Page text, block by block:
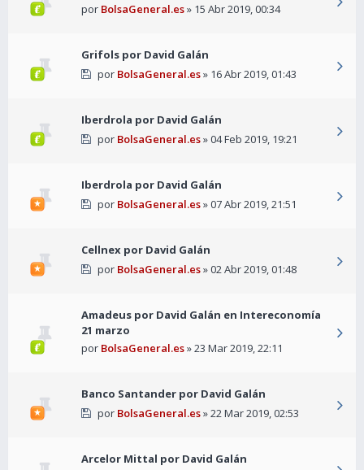
por BolsaGeneral.es» 15 Abr 2019, 00:34
Grifols por David Galán
por BolsaGeneral.es» 16 Abr 2019, 01:43
Iberdrola por David Galán
por BolsaGeneral.es» 04 Feb 2019, 19:21
Iberdrola por David Galán
por BolsaGeneral.es» 07 Abr 2019, 21:51
Cellnex por David Galán
por BolsaGeneral.es» 02 Abr 2019, 01:48
Amadeus por David Galán en Intereconomía
21 marzo
por BolsaGeneral.es» 23 Mar 2019, 22:11
Banco Santander por David Galán
por BolsaGeneral.es» 22 Mar 2019, 02:53
Arcelor Mittal por David Galán